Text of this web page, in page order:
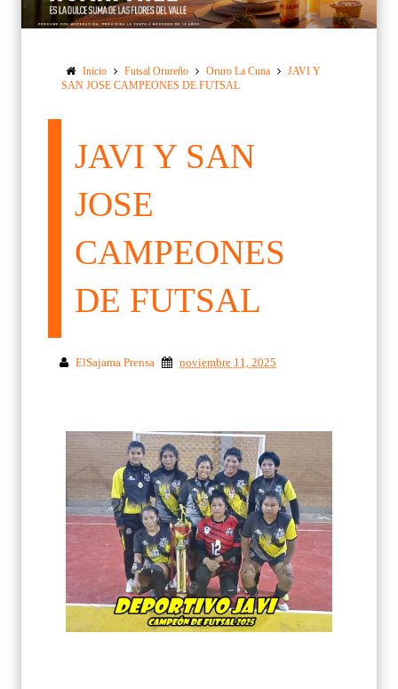
Inicio Futsal Orureño Oruro La Cuna
JAVI Y
SAN JOSE CAMPEONES DE FUTSAL
JAVI Y SAN
JOSE
CAMPEONES
DE FUTSAL
ElSajama Prensa noviembre 11, 2025